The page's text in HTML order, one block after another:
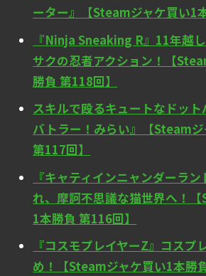
ーター』【Steamジャケ買い1
『Ninja Sneaking R』11年越
サクの忍者アクション！【
勝負 第118回】
スキルで殴るキュートなドッ
バトラー！みらい』【Steam
第117回】
『キャティインニャンダーラ
れ、摩訶不思議な猫世界へ！
1本勝負 第116回】
『コスモプレイヤーZ』コスプ
め！【Steamジャケ買い1本勝